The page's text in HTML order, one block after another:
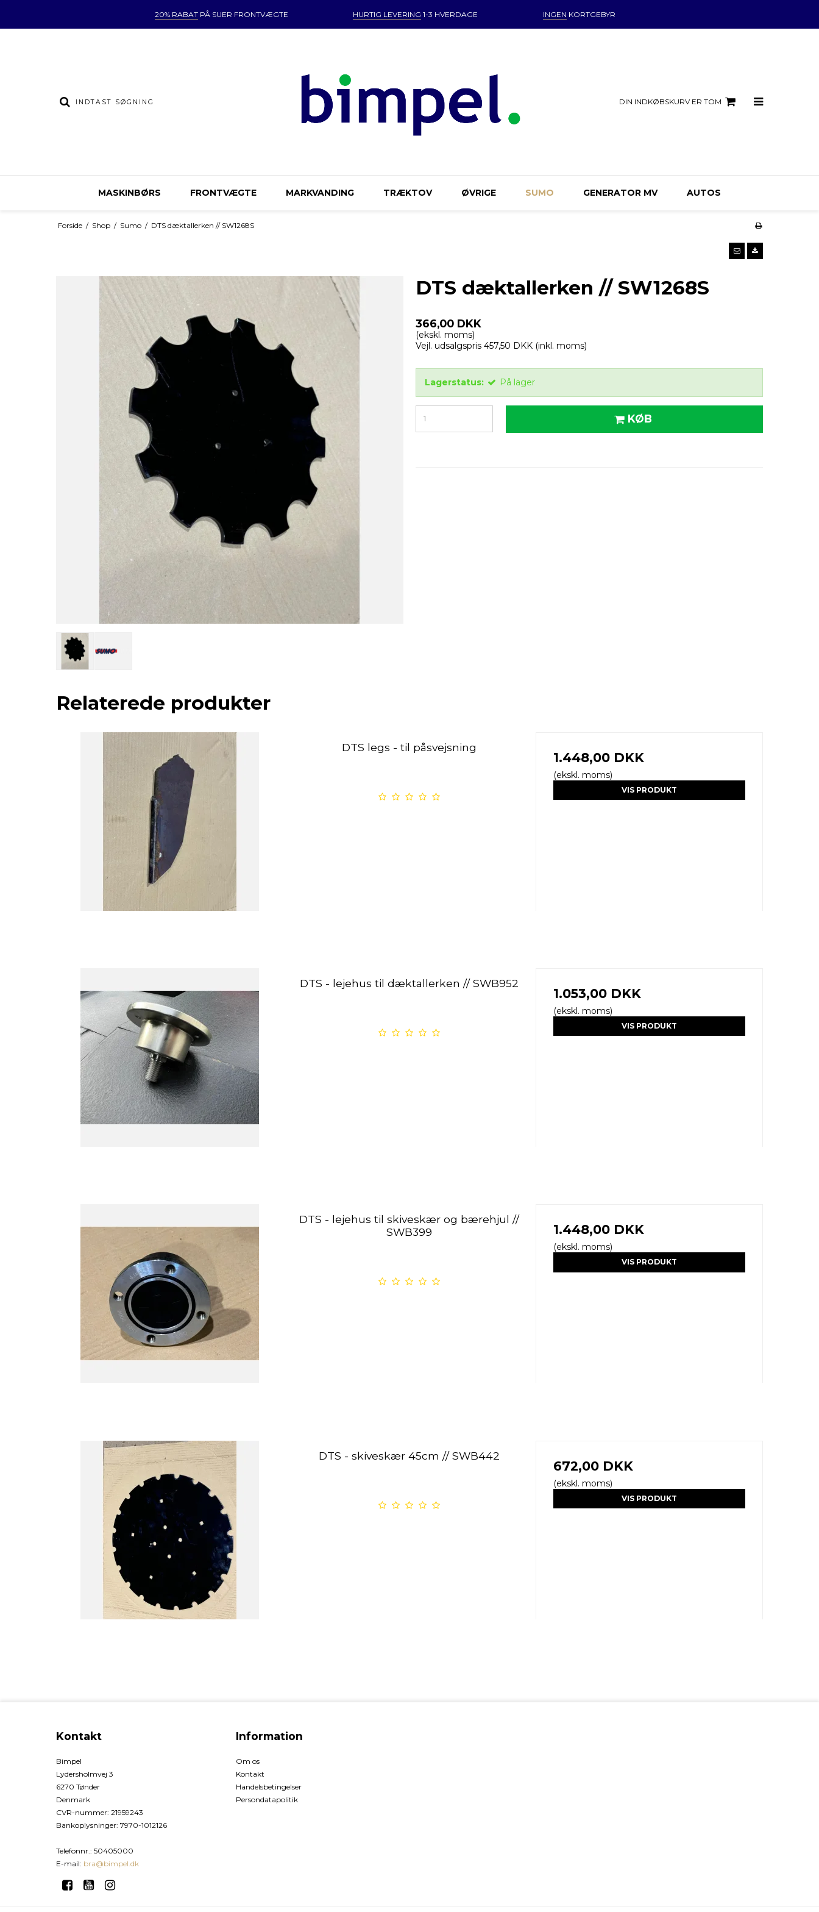
20% RABATPÅ SUER FRONTVÆGTE HURTIG LEVERING 1-3 HVERDAGE INGEN KORTGEBYR
DIN INDKØBSKURV ER TOM
MASKINBØRS FRONTVÆGTE MARKVANDING TRÆKTOV ØVRIGE SUMO GENERATOR MV AUTOS
Forside / Shop / Sumo / DTS dæktallerken // SW1268S
DTS dæktallerken // SW1268S
366,00 DKK
(ekskl. moms)
Vejl. udsalgspris 457,50 DKK (inkl. moms)
Lagerstatus: På lager
KØB
Relaterede produkter
DTS legs - til påsvejsning
1.448,00 DKK
(ekskl. moms)
VIS PRODUKT
DTS - lejehus til dæktallerken // SWB952
1.053,00 DKK
(ekskl. moms)
VIS PRODUKT
DTS - lejehus til skiveskær og bærehjul //
SWB399
1.448,00 DKK
(ekskl. moms)
VIS PRODUKT
DTS - skiveskær 45cm // SWB442
672,00 DKK
(ekskl. moms)
VIS PRODUKT
Kontakt
Bimpel
Lydersholmvej 3
6270 Tønder
Denmark
CVR-nummer: 21959243
Bankoplysninger: 7970-1012126
Telefonnr.: 50405000
E-mail: bra@bimpel.dk
Information
Om os
Kontakt
Handelsbetingelser
Persondatapolitik